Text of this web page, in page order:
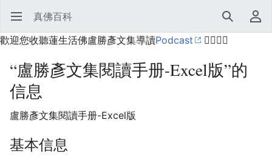
打开主菜单 真佛百科 搜索
用户菜单
歡迎您收聽蓮生活佛盧勝彥文集導讀Podcast 🙋‍♂️🙋‍♀️
“盧勝彥文集閱讀手册-Excel版”的
信息
盧勝彥文集閱讀手册-Excel版
基本信息